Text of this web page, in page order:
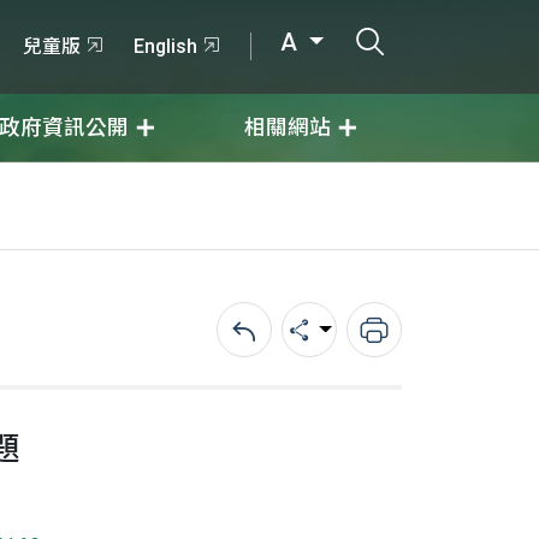
兒童版 English A
政府資訊公開 相關網站
回上一頁分享 列印